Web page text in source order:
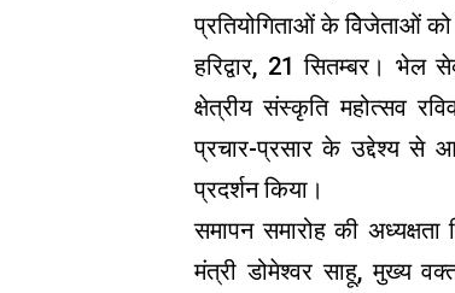
प्रतियोगिताओं के विेजेताओं को
हरिद्वार, 21 सितम्बर। भेल
क्षेत्रीय संस्कृति महोत्सव
प्रचार-प्रसार के उद्देश्य से
प्रदर्शन किया।
समापन समारोह की
मंत्री डोमेश्वर साहू, मुख्य